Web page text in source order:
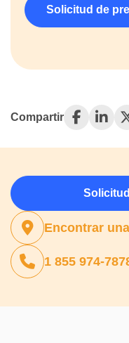
Compartir
(opens
Solicitud de
Encontrar
1 855 974-
(opens in a new